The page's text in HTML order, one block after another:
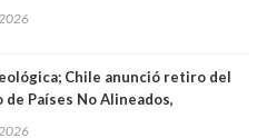
Chile anunció retiro del
Países No Alineados,